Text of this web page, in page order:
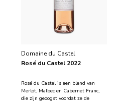
Domaine du Castel
Rosé du Castel 2022
Rosé du Castel is een blend van
Merlot, Malbec en Cabernet Franc,
die zijn geoogst voordat ze de